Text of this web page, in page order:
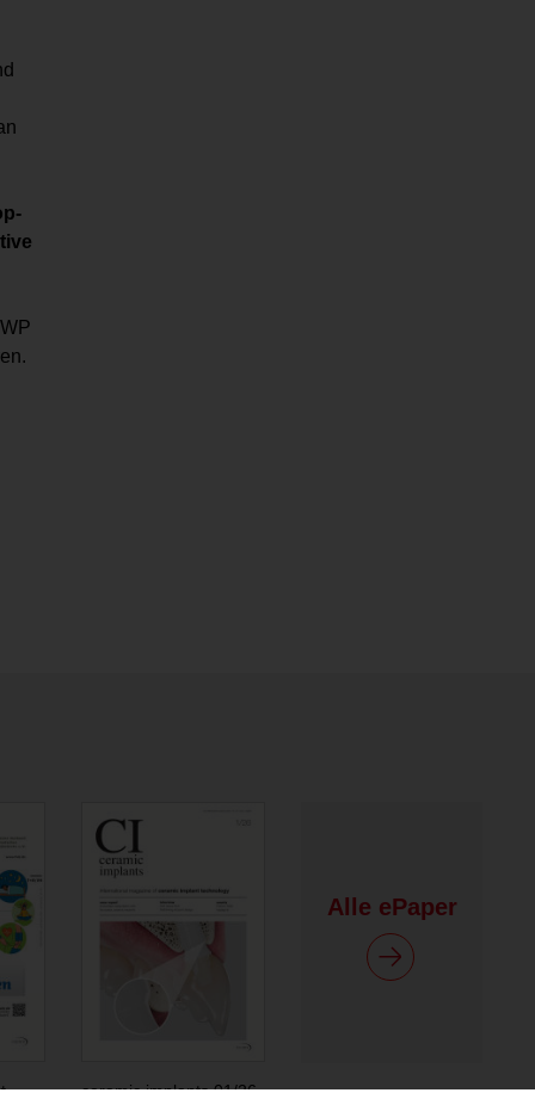
ceramic implants 01/26
Alle ePaper